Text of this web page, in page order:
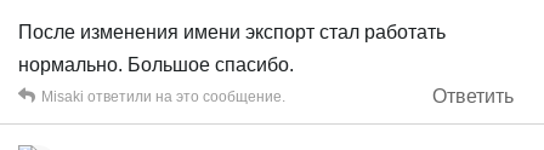
После изменения имени экспорт стал работать
нормально. Большое спасибо.
Ответить
Misaki ответили на это сообщение.